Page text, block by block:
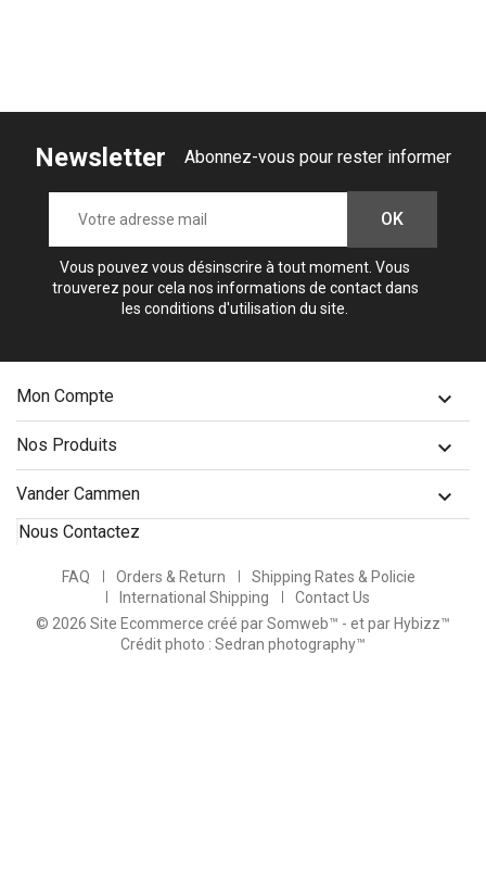
Newsletter Abonnez-vous pour rester informer
Vous pouvez vous désinscrire à tout moment. Vous
trouverez pour cela nos informations de contact dans
les conditions d'utilisation du site.
Mon Compte 
Nos Produits 
Vander Cammen 
Nous Contactez
FAQ Orders & Return
Shipping Rates & Policie
International Shipping
Contact Us
© 2026 Site Ecommerce créé par Somweb™ - et par Hybizz™
Crédit photo : Sedran photography™